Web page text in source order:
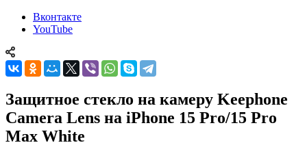
Вконтакте
YouTube
Защитное стекло на камеру Keephone
Camera Lens на iPhone 15 Pro/15 Pro
Max White